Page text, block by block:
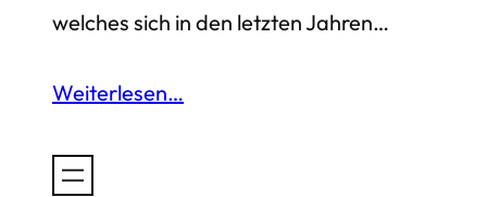
welches sich in den letzten Jahren…
Weiterlesen…